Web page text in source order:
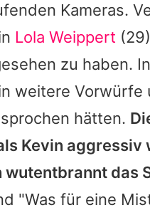
Kameras.
Lola Weippert
zu haben.
weitere
hätten.
Kevin aggressiv
das
"Was für eine